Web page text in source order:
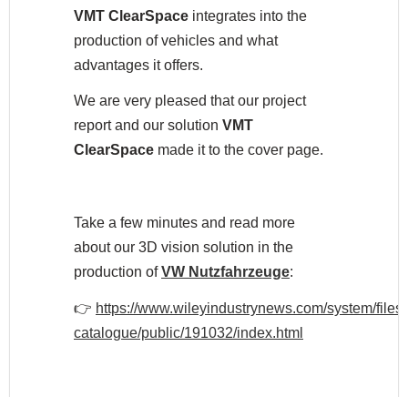
VMT ClearSpace integrates into the
production of vehicles and what
advantages it offers.
We are very pleased that our project
report and our solution VMT
ClearSpace made it to the cover page.
Take a few minutes and read more
about our 3D vision solution in the
production ofVW Nutzfahrzeuge:
👉 https://www.wileyindustrynews.com/system/
catalogue/public/191032/index.html